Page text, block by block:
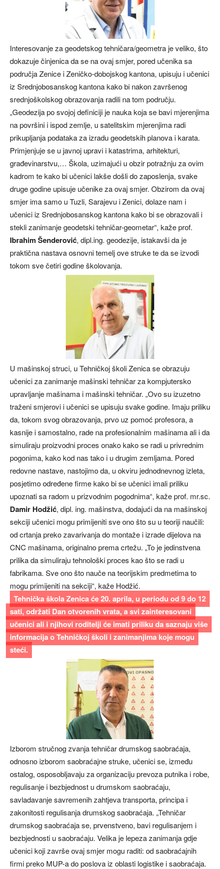
Interesovanje za geodetskog tehničara/geometra je veliko, što
dokazuje činjenica da se na ovaj smjer, pored učenika sa
područja Zenice i Zeničko-dobojskog kantona, upisuju i učenici
iz Srednjobosanskog kantona kako bi nakon završenog
srednjoškolskog obrazovanja radili na tom području.
„Geodezija po svojoj definiciji je nauka koja se bavi mjerenjima
na površini i ispod zemlje, u satelitskim mjerenjima radi
prikupljanja podataka za izradu geodetskih planova i karata.
Primjenjuje se u javnoj upravi i katastrima, arhitekturi,
građevinarstvu,… Škola, uzimajući u obzir potražnju za ovim
kadrom te kako bi učenici lakše došli do zaposlenja, svake
druge godine upisuje učenike za ovaj smjer. Obzirom da ovaj
smjer ima samo u Tuzli, Sarajevu i Zenici, dolaze nam i
učenici iz Srednjobosanskog kantona kako bi se obrazovali i
stekli zanimanje geodetski tehničar-geometar“, kaže prof.
Ibrahim Šenderović, dipl.ing. geodezije, istakavši da je
praktična nastava osnovni temelj ove struke te da se izvodi
tokom sve četiri godine školovanja.
U mašinskoj struci, u Tehničkoj školi Zenica se obrazuju
učenici za zanimanje mašinski tehničar za kompjutersko
upravljanje mašinama i mašinski tehničar. „Ovo su izuzetno
traženi smjerovi i učenici se upisuju svake godine. Imaju priliku
da, tokom svog obrazovanja, prvo uz pomoć profesora, a
kasnije i samostalno, rade na profesionalnim mašinama ali i da
simuliraju proizvodni proces onako kako se radi u privrednim
pogonima, kako kod nas tako i u drugim zemljama. Pored
redovne nastave, nastojimo da, u okviru jednodnevnog izleta,
posjetimo određene firme kako bi se učenici imali priliku
upoznati sa radom u prizvodnim pogodnima“, kaže prof. mr.sc.
Damir Hodžić, dipl. ing. mašinstva, dodajući da na mašinskoj
sekciji učenici mogu primijeniti sve ono što su u teoriji naučili:
od crtanja preko zavarivanja do montaže i izrade dijelova na
CNC mašinama, originalno prema crtežu. „To je jedinstvena
prilika da simuliraju tehnološki proces kao što se radi u
fabrikama. Sve ono što nauče na teorijskim predmetima to
mogu primijeniti na sekciji“, kaže Hodžić.
Tehnička škola Zenica će 20. aprila, u periodu od 9 do 12
sati, održati Dan otvorenih vrata, a svi zainteresovani
učenici ali i njihovi roditelji će imati priliku da saznaju više
informacija o Tehničkoj školi i zanimanjima koje mogu
steći.
Izborom stručnog zvanja tehničar drumskog saobraćaja,
odnosno izborom saobraćajne struke, učenici se, između
ostalog, osposobljavaju za organizaciju prevoza putnika i robe,
regulisanje i bezbjednost u drumskom saobraćaju,
savladavanje savremenih zahtjeva transporta, principa i
zakonitosti regulisanja drumskog saobraćaja. „Tehničar
drumskog saobraćaja se, prvenstveno, bavi regulisanjem i
bezbjednosti u saobraćaju. Velika je lepeza zanimanja gdje
učenici koji završe ovaj smjer mogu raditi: od saobraćajnih
firmi preko MUP-a do poslova iz oblasti logistike i saobraćaja.